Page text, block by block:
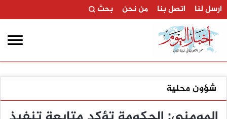
ارسل لنا اتصل بنا من نحن بحث
شؤون محلية